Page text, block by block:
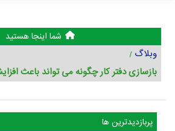
شما اینجا هستید
وبلاگ
بازسازی دفتر کار چگونه می تواند باعث
پربازدیدترین ها